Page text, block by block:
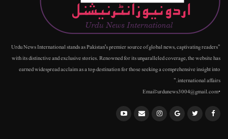
"Urdu News International stands as Pakistan's premier source of global news, captivating readers
with its distinctive and exclusive stories. Renowned for its unparalleled coverage, the website has
earned widespread acclaim as a top destination for those seeking a comprehensive insight into
international affairs."
•Email:urdunews3004@gmail.com